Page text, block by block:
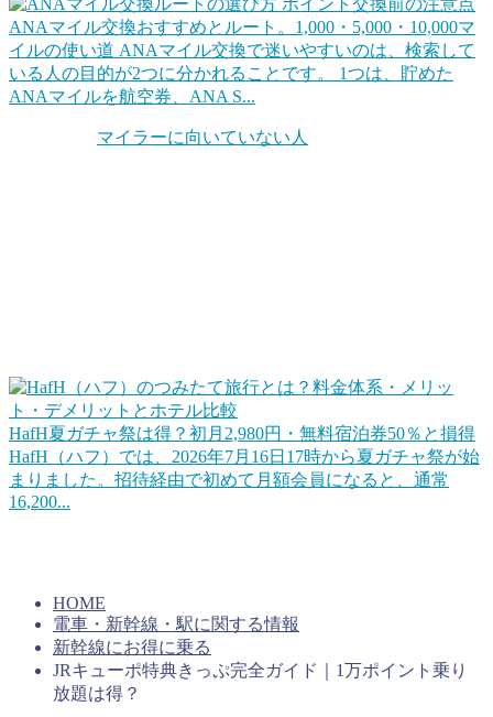
ANAマイル交換おすすめとルート。1,000・5,000・10,000マ
イルの使い道 ANAマイル交換で迷いやすいのは、検索して
いる人の目的が2つに分かれることです。 1つは、貯めた
ANAマイルを航空券、ANA S...
マイラーに向いていない人
HafH夏ガチャ祭は得？初月2,980円・無料宿泊券50％と損得
HafH（ハフ）では、2026年7月16日17時から夏ガチャ祭が始
まりました。招待経由で初めて月額会員になると、通常
16,200...
HOME
電車・新幹線・駅に関する情報
新幹線にお得に乗る
JRキューポ特典きっぷ完全ガイド｜1万ポイント乗り
放題は得？